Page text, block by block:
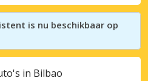
is nu beschikbaar op
in Bilbao